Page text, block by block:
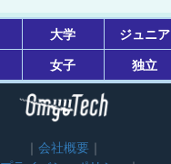
大学 ジュニア
女子 独立
会社概要